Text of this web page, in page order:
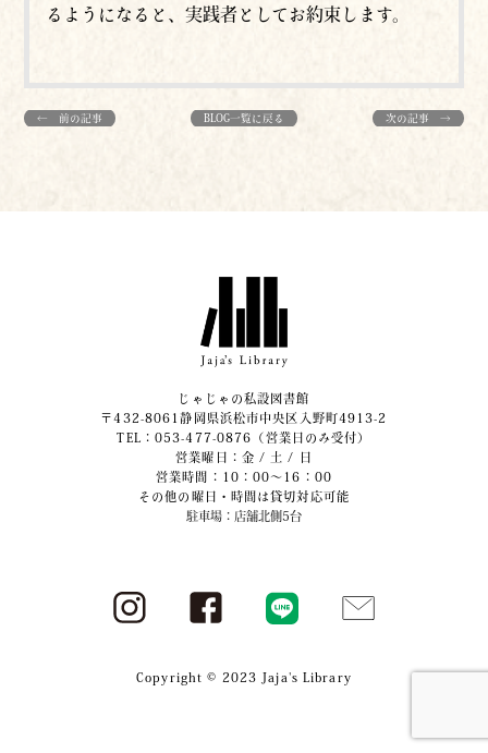
るようになると、実践者としてお約束します。
← 前の記事 BLOG一覧に戻る 次の記事 →
じゃじゃの私設図書館
〒432-8061静岡県浜松市中央区入野町4913-2
​TEL：053-477-0876（営業日のみ受付）
営業曜日：金 / 土 / 日
営業時間：10：00～16：00
その他の曜日・時間は貸切対応可能
駐車場：店舗北側5台
Copyright © 2023 Jaja's Library